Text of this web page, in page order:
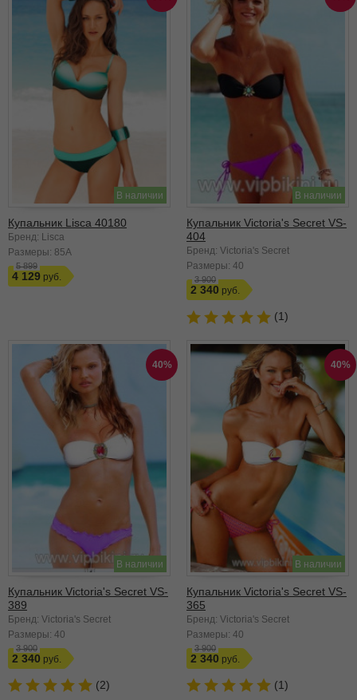
В наличии
Купальник Lisca 40180
Бренд: Lisca
Размеры: 85A
5 899
4 129
В наличии
Купальник Victoria's Secret VS-
404
Бренд: Victoria's Secret
Размеры: 40
3 900
2 340
(1)
40%
В наличии
Купальник Victoria's Secret VS-
389
Бренд: Victoria's Secret
Размеры: 40
3 900
2 340
(2)
40%
В наличии
Купальник Victoria's Secret VS-
365
Бренд: Victoria's Secret
Размеры: 40
3 900
2 340
(1)